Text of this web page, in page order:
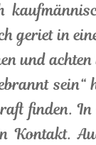
geriet in
und
sein“
finden.
Kontakt.